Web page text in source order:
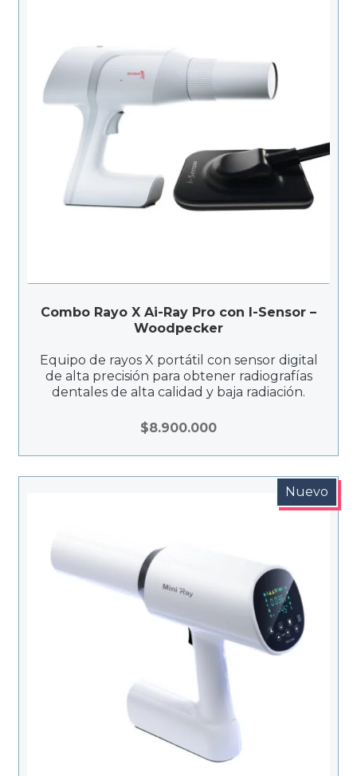
Combo Rayo X Ai-Ray Pro con I-Sensor –
Woodpecker
Equipo de rayos X portátil con sensor digital
de alta precisión para obtener radiografías
dentales de alta calidad y baja radiación.
$8.900.000
Nuevo